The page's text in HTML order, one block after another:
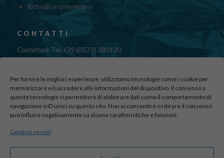
Per fornire le migliori esperienze, utilizziamo tecnologie come i cookie per
memorizzare e/o accedere alle informazioni del dispositivo. Il consenso a
queste tecnologie ci permetterà di elaborare dati come il comportamento di
navigazione o ID unici su questo sito. Non acconsentire o ritirare il consenso
può influire negativamente su alcune caratteristiche e funzioni.
Gestisci servizi
Richiedi un preventivo
CONTATTI
Contattaci: Tel: +39 (0573) 380120
Fax: 39 (0573) 985420
Via di Canapale, 10
51100 PISTOIA
Find us here:
sito realizzato da